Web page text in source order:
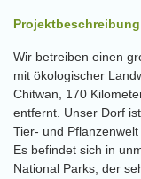
Projektbeschreibung
Wir betreiben einen
mit ökologischer
Chitwan, 170
entfernt. Unser Dorf
Tier- und
Es befindet sich in
National Parks, der